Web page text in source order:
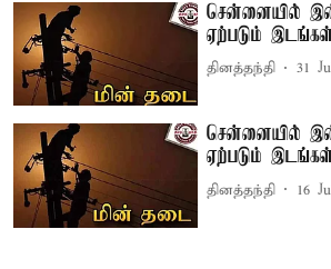
சென்னையில்
ஏற்படும்
தினத்தந்தி 31
சென்னையில்
ஏற்படும்
தினத்தந்தி 16